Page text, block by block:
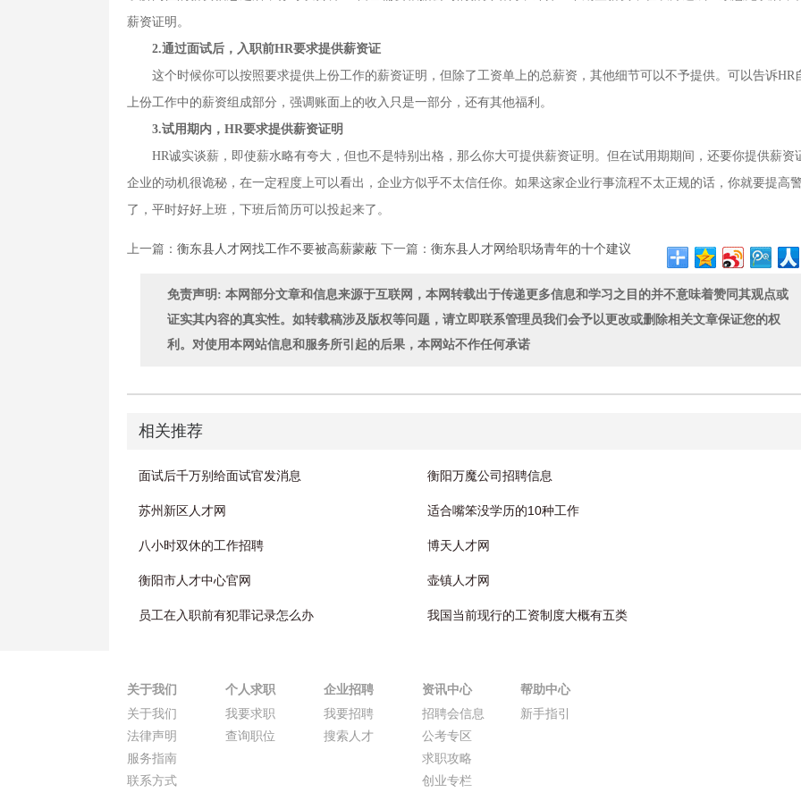
薪资证明。
2.通过面试后，入职前HR要求提供薪资证
这个时候你可以按照要求提供上份工作的薪资证明，但除了工资单上的总薪资，其他细节可以不予提供。可以告诉HR
上份工作中的薪资组成部分，强调账面上的收入只是一部分，还有其他福利。
3.试用期内，HR要求提供薪资证明
HR诚实谈薪，即使薪水略有夸大，但也不是特别出格，那么你大可提供薪资证明。但在试用期期间，还要你提供薪资
企业的动机很诡秘，在一定程度上可以看出，企业方似乎不太信任你。如果这家企业行事流程不太正规的话，你就要提高
了，平时好好上班，下班后简历可以投起来了。
上一篇： 衡东县人才网找工作不要被高薪蒙蔽 下一篇： 衡东县人才网给职场青年的十个建议
免责声明: 本网部分文章和信息来源于互联网，本网转载出于传递更多信息和学习之目的并不意味着赞同其观点或
证实其内容的真实性。如转载稿涉及版权等问题，请立即联系管理员我们会予以更改或删除相关文章保证您的权
利。对使用本网站信息和服务所引起的后果，本网站不作任何承诺
相关推荐
面试后千万别给面试官发消息 衡阳万魔公司招聘信息
苏州新区人才网 适合嘴笨没学历的10种工作
八小时双休的工作招聘 博天人才网
衡阳市人才中心官网 壶镇人才网
员工在入职前有犯罪记录怎么办 我国当前现行的工资制度大概有五类
关于我们
关于我们
法律声明
服务指南
联系方式
个人求职
我要求职
查询职位
企业招聘
我要招聘
搜索人才
资讯中心
招聘会信息
公考专区
求职攻略
创业专栏
帮助中心
新手指引